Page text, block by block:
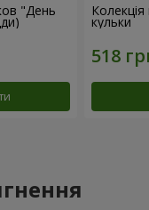
"День
кульки